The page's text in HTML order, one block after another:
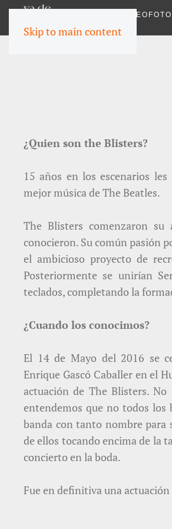
Skip to main content
VIDEO
¿Quien son the Blisters?
15 años en los escenarios
mejor música de The Beatles.
The Blisters comenzaron su
conocieron. Su común pasión
el ambicioso proyecto de
Posteriormente se unirían
teclados, completando la
¿Cuando los conocimos?
El 14 de Mayo del 2016 se
Enrique Gascó Caballer en el
actuación de The Blisters.
entendemos que no todos
banda con tanto nombre para
de ellos tocando encima de la
concierto en la boda.
Fue en definitiva una